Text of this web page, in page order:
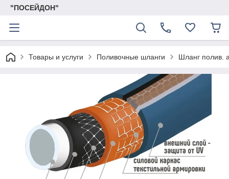
"ПОСЕЙДОН"
Товары и услуги Поливочные шланги Шланг полив.